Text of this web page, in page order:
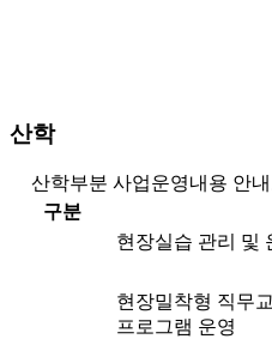
산학
산학부분 사업운영내용 안
구분
현장실습 관리 및
현장밀착형 직무
프로그램 운영